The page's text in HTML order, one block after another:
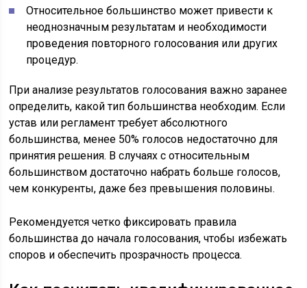
Относительное большинство может привести к
неоднозначным результатам и необходимости
проведения повторного голосования или других
процедур.
При анализе результатов голосования важно заранее
определить, какой тип большинства необходим. Если
устав или регламент требует абсолютного
большинства, менее 50% голосов недостаточно для
принятия решения. В случаях с относительным
большинством достаточно набрать больше голосов,
чем конкуренты, даже без превышения половины.
Рекомендуется четко фиксировать правила
большинства до начала голосования, чтобы избежать
споров и обеспечить прозрачность процесса.